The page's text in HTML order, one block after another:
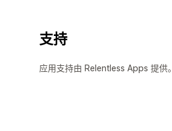
支持
应用支持由 Relentless Apps 提供。